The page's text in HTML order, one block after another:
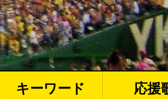
キーワード 応援